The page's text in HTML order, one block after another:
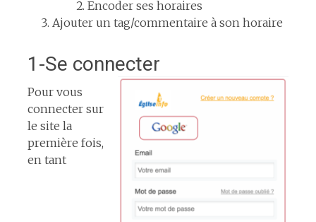
Encoder ses horaires
Ajouter un tag/commentaire à son horaire
1-Se connecter
Pour vous
connecter sur
le site la
première fois,
en tant